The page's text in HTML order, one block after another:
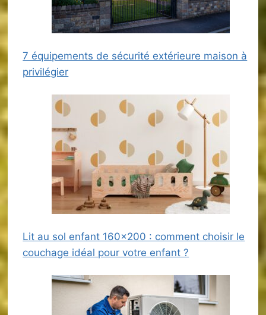
7 équipements de sécurité extérieure maison à
privilégier
Lit au sol enfant 160×200 : comment choisir le
couchage idéal pour votre enfant ?